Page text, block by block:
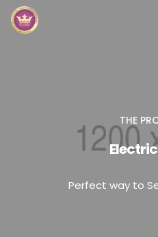
Preguntas FrecuentesTHE
Perfect way to